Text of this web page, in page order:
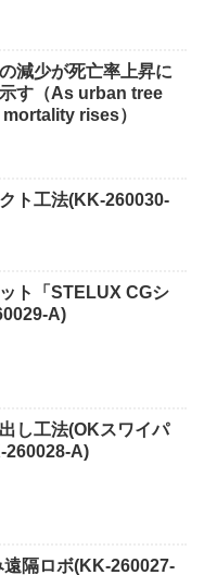
減少が死亡率上昇に
す（As urban tree
rises）
ト⼯法(KK-260030-
ト「STELUX CGシ
A)
し工法(OKスワイパ
260028-A)
隔ロボ(KK-260027-